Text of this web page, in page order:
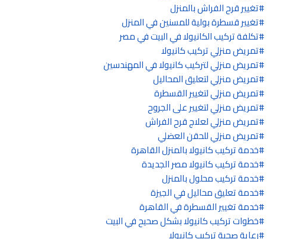
تغيير قرح الفراش بالمنزل
تغيير قسطرة بولية للمسنين في المنزل
تكلفة تركيب الكانيولا في البيت في مصر
تمريض منزلي تركيب كانيولا
تمريض منزلي لتركيب كانيولا في المهندسين
تمريض منزلي لتعليق المحاليل
تمريض منزلي لتغيير القسطرة
تمريض منزلي لتغيير على الجروح
تمريض منزلي لعلاج قرح الفراش
تمريض منزلي للحقن العضلي
خدمة تركيب كانيولا بالمنزل القاهرة
خدمة تركيب كانيولا مصر الجديدة
خدمة تركيب محلول بالمنزل
خدمة تعليق محاليل في الجيزة
خدمة تغيير القسطرة في القاهرة
خطوات تركيب كانيولا بشكل صحيح في البيت
رعاية صحية تركيب كانيولا